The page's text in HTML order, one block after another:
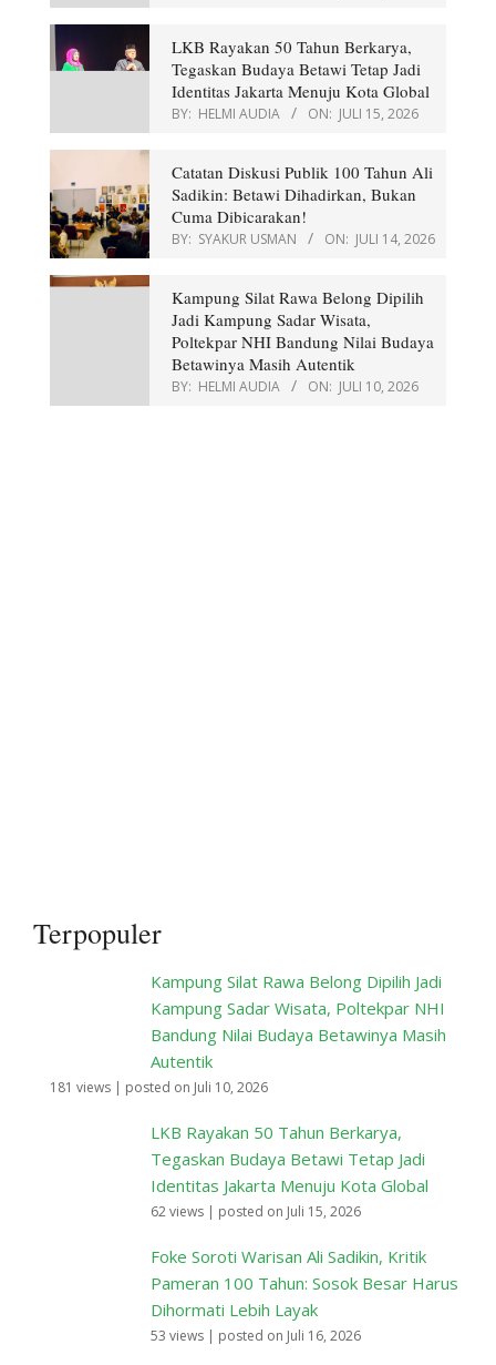
LKB Rayakan 50 Tahun Berkarya,
Tegaskan Budaya Betawi Tetap Jadi
Identitas Jakarta Menuju Kota Global
BY: HELMI AUDIA ON: JULI 15, 2026
Catatan Diskusi Publik 100 Tahun Ali
Sadikin: Betawi Dihadirkan, Bukan
Cuma Dibicarakan!
BY: SYAKUR USMAN ON: JULI 14, 2026
Kampung Silat Rawa Belong Dipilih
Jadi Kampung Sadar Wisata,
Poltekpar NHI Bandung Nilai Budaya
Betawinya Masih Autentik
BY: HELMI AUDIA ON: JULI 10, 2026
Terpopuler
Kampung Silat Rawa Belong Dipilih Jadi
Kampung Sadar Wisata, Poltekpar NHI
Bandung Nilai Budaya Betawinya Masih
Autentik
181 views | posted on Juli 10, 2026
LKB Rayakan 50 Tahun Berkarya,
Tegaskan Budaya Betawi Tetap Jadi
Identitas Jakarta Menuju Kota Global
62 views | posted on Juli 15, 2026
Foke Soroti Warisan Ali Sadikin, Kritik
Pameran 100 Tahun: Sosok Besar Harus
Dihormati Lebih Layak
53 views | posted on Juli 16, 2026